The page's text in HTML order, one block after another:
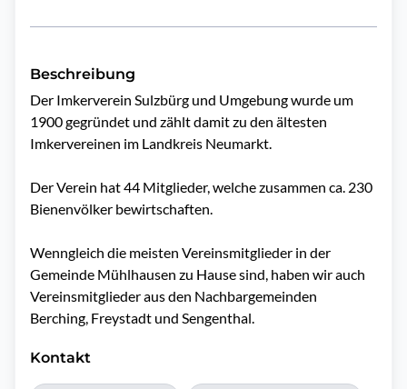
Beschreibung
Der Imkerverein Sulzbürg und Umgebung wurde um
1900 gegründet und zählt damit zu den ältesten
Imkervereinen im Landkreis Neumarkt.
Der Verein hat 44 Mitglieder, welche zusammen ca. 230
Bienenvölker bewirtschaften.
Wenngleich die meisten Vereinsmitglieder in der
Gemeinde Mühlhausen zu Hause sind, haben wir auch
Vereinsmitglieder aus den Nachbargemeinden
Berching, Freystadt und Sengenthal.
Kontakt